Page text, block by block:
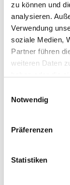
zu können und
analysieren.
Verwendung
soziale Medien,
Partner führen
weiteren Daten
Cookies, wenn
Notwendig
Präferenzen
Statistiken
Nutzen
Eine dringend
Phase des
Tatsächlich war
eine echte